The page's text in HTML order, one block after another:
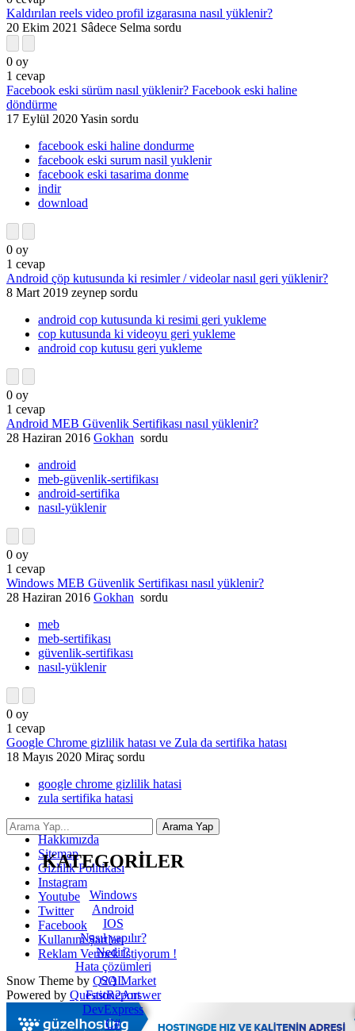
Kaldırılan reels video profil izgarasına nasıl yüklenir?
20 Ekim 2021 Sâdece Selma sordu
0 oy
1 cevap
Facebook eski sürüm nasıl yüklenir? Facebook eski haline
döndürme
17 Eylül 2020Yasin sordu
facebook eski haline dondurme
facebook eski surum nasil yuklenir
facebook eski tasarima donme
indir
download
0 oy
1 cevap
Android çöp kutusunda ki resimler / videolar nasıl geri yüklenir?
8 Mart 2019 zeynep sordu
android cop kutusunda ki resimi geri yukleme
cop kutusunda ki videoyu geri yukleme
android cop kutusu geri yukleme
0 oy
1 cevap
Android MEB Güvenlik Sertifikası nasıl yüklenir?
28 Haziran 2016 Gokhan sordu
android
meb-güvenlik-sertifikası
android-sertifika
nasıl-yüklenir
0 oy
1 cevap
Windows MEB Güvenlik Sertifikası nasıl yüklenir?
28 Haziran 2016 Gokhan sordu
meb
meb-sertifikası
güvenlik-sertifikası
nasıl-yüklenir
0 oy
1 cevap
Google Chrome gizlilik hatası ve Zula da sertifika hatası
18 Mayıs 2020 Miraç sordu
google chrome gizlilik hatasi
zula sertifika hatasi
KATEGORİLER
Windows
Android
IOS
Nasıl yapılır?
Nedir?
Hata çözümleri
SQL
FastReport
DevExpress
C#
İletişim
Hakkımızda
Sitemap
Gizlilik Politikası
Instagram
Youtube
Twitter
Facebook
Kullanım Şartları
Reklam Vermek İstiyorum !
Snow Theme by Q2A Market
Powered by Question2Answer